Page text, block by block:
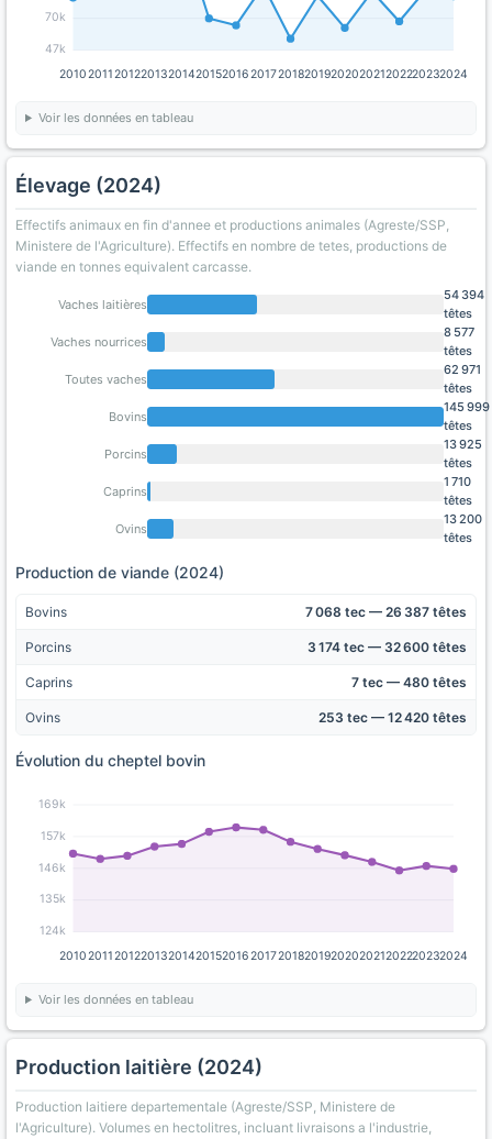
47k
70k
201020112012201320142015201620172018201920202021202220232024
Voir les données en tableau
Élevage (2024)
Effectifs animaux en fin d'annee et productions animales (Agreste/SSP,
Ministere de l'Agriculture). Effectifs en nombre de tetes, productions de
viande en tonnes equivalent carcasse.
Vaches laitières
54 394
têtes
Vaches nourrices
8 577
têtes
Toutes vaches
62 971
têtes
Bovins
145 999
têtes
Porcins
13 925
têtes
Caprins
1 710
têtes
Ovins
13 200
têtes
Production de viande (2024)
Bovins 7 068 tec — 26 387 têtes
Porcins 3 174 tec — 32 600 têtes
Caprins 7 tec — 480 têtes
Ovins 253 tec — 12 420 têtes
Évolution du cheptel bovin
124k
135k
146k
157k
169k
201020112012201320142015201620172018201920202021202220232024
Voir les données en tableau
Production laitière (2024)
Production laitiere departementale (Agreste/SSP, Ministere de
l'Agriculture). Volumes en hectolitres, incluant livraisons a l'industrie,